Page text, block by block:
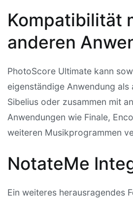
Kompatibilität
anderen
PhotoScore Ultimate kann
eigenständige Anwendung als
Sibelius oder zusammen mit
Anwendungen wie Finale,
weiteren Musikprogrammen
NotateMe
Ein weiteres herausragendes